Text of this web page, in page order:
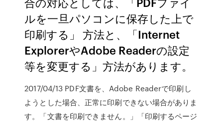
ルを一旦パソコンに保存した上で
印刷する」 方法と、「Internet
ExplorerやAdobe Readerの設定
等を変更する」方法があります。
2017/04/13 PDF文書を、Adobe Readerで印刷し
ようとした場合、正常に印刷できない場合がありま
す。「文書を印刷できません。」「印刷するページ